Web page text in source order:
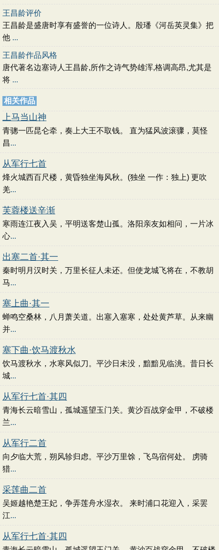
王昌龄评价
王昌龄是盛唐时享有盛誉的一位诗人。殷璠《河岳英灵集》把
他 ...
王昌龄作品风格
唐代著名边塞诗人王昌龄,所作之诗气势雄浑,格调高昂,尤其是
将 ...
相关作品
上马当山神
青骢一匹昆仑牵，奏上大王不取钱。 直为猛风波滚骤，莫怪
昌...
从军行七首
烽火城西百尺楼，黄昏独坐海风秋。(独坐 一作：独上) 更吹
羌...
芙蓉楼送辛渐
寒雨连江夜入吴，平明送客楚山孤。洛阳亲友如相问，一片冰
心...
出塞二首·其一
秦时明月汉时关，万里长征人未还。但使龙城飞将在，不教胡
马...
塞上曲·其一
蝉鸣空桑林，八月萧关道。出塞入塞寒，处处黄芦草。从来幽
并...
塞下曲·饮马渡秋水
饮马渡秋水，水寒风似刀。平沙日未没，黯黯见临洮。昔日长
城...
从军行七首·其四
青海长云暗雪山，孤城遥望玉门关。黄沙百战穿金甲，不破楼
兰...
从军行二首
向夕临大荒，朔风轸归虑。平沙万里馀，飞鸟宿何处。 虏骑
猎...
采莲曲二首
吴姬越艳楚王妃，争弄莲舟水湿衣。 来时浦口花迎入，采罢
江...
从军行七首·其四